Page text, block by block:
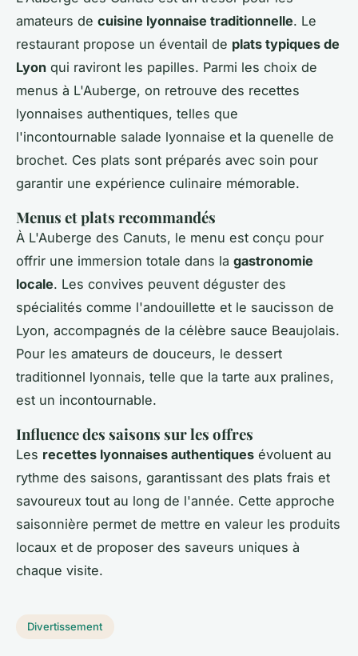
amateurs de cuisine lyonnaise traditionnelle. Le
restaurant propose un éventail de plats typiques de
Lyon qui raviront les papilles. Parmi les choix de
menus à L'Auberge, on retrouve des recettes
lyonnaises authentiques, telles que
l'incontournable salade lyonnaise et la quenelle de
brochet. Ces plats sont préparés avec soin pour
garantir une expérience culinaire mémorable.
Menus et plats recommandés
À L'Auberge des Canuts, le menu est conçu pour
offrir une immersion totale dans la gastronomie
locale. Les convives peuvent déguster des
spécialités comme l'andouillette et le saucisson de
Lyon, accompagnés de la célèbre sauce Beaujolais.
Pour les amateurs de douceurs, le dessert
traditionnel lyonnais, telle que la tarte aux pralines,
est un incontournable.
Influence des saisons sur les offres
Les recettes lyonnaises authentiques évoluent au
rythme des saisons, garantissant des plats frais et
savoureux tout au long de l'année. Cette approche
saisonnière permet de mettre en valeur les produits
locaux et de proposer des saveurs uniques à
chaque visite.
Divertissement